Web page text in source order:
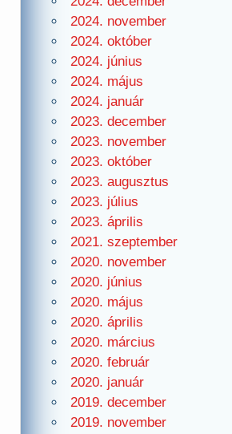
2024. november
2024. október
2024. június
2024. május
2024. január
2023. december
2023. november
2023. október
2023. augusztus
2023. július
2023. április
2021. szeptember
2020. november
2020. június
2020. május
2020. április
2020. március
2020. február
2020. január
2019. december
2019. november